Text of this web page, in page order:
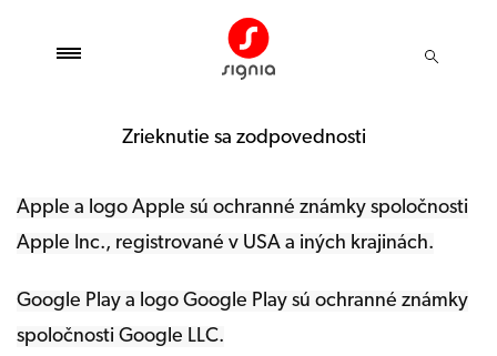
Zrieknutie sa zodpovednosti
Apple a logo Apple sú ochranné známky spoločnosti
Apple Inc., registrované v USA a iných krajinách.
Google Play a logo Google Play sú ochranné známky
spoločnosti Google LLC.